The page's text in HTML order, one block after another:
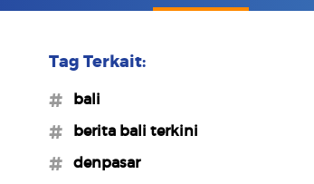
Tag Terkait:
#bali
#berita bali terkini
#denpasar